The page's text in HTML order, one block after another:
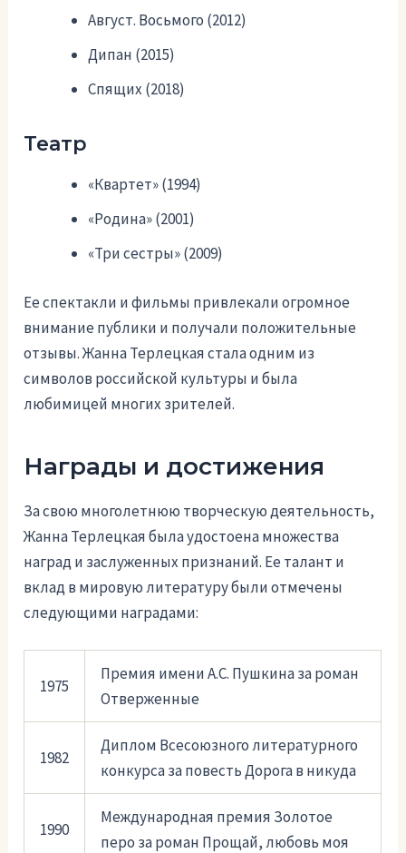
Август. Восьмого (2012)
Дипан (2015)
Спящих (2018)
Театр
«Квартет» (1994)
«Родина» (2001)
«Три сестры» (2009)
Ее спектакли и фильмы привлекали огромное
внимание публики и получали положительные
отзывы. Жанна Терлецкая стала одним из
символов российской культуры и была
любимицей многих зрителей.
Награды и достижения
За свою многолетнюю творческую деятельность,
Жанна Терлецкая была удостоена множества
наград и заслуженных признаний. Ее талант и
вклад в мировую литературу были отмечены
следующими наградами:
1975
Премия имени А.С. Пушкина за роман
Отверженные
1982
Диплом Всесоюзного литературного
конкурса за повесть Дорога в никуда
1990
Международная премия Золотое
перо за роман Прощай, любовь моя